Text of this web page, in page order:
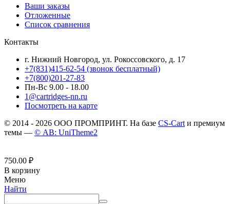
Ваши заказы
Отложенные
Список сравнения
Контакты
г. Нижний Новгород, ул. Рокоссовского, д. 17
+7(831)415-62-54 (звонок бесплатный)
+7(800)201-27-83
Пн-Вс 9.00 - 18.00
1@cartridges-nn.ru
Посмотреть на карте
© 2014 - 2026 ООО ПРОМПРИНТ. На базе CS-Cart и премиум
темы — © AB: UniTheme2
750.00 ₽
В корзину
Меню
Найти